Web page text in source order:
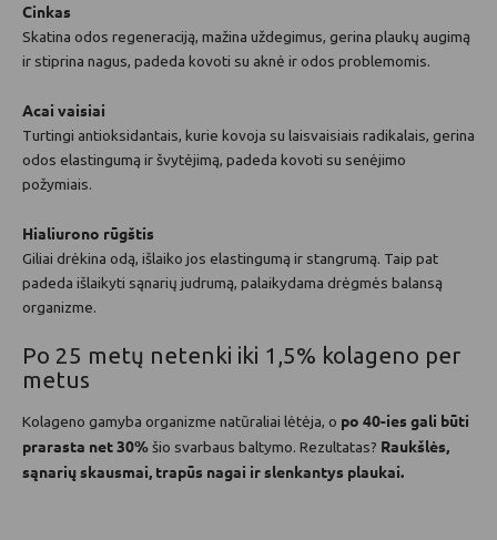
Cinkas
Skatina odos regeneraciją, mažina uždegimus, gerina plaukų augimą
ir stiprina nagus, padeda kovoti su aknė ir odos problemomis.
Acai vaisiai
Turtingi antioksidantais, kurie kovoja su laisvaisiais radikalais, gerina
odos elastingumą ir švytėjimą, padeda kovoti su senėjimo
požymiais.
Hialiurono rūgštis
Giliai drėkina odą, išlaiko jos elastingumą ir stangrumą. Taip pat
padeda išlaikyti sąnarių judrumą, palaikydama drėgmės balansą
organizme.
Po 25 metų netenki iki 1,5% kolageno per
metus
Kolageno gamyba organizme natūraliai lėtėja, o po 40-ies gali būti
prarasta net 30%šio svarbaus baltymo. Rezultatas? Raukšlės,
sąnarių skausmai, trapūs nagai ir slenkantys plaukai.